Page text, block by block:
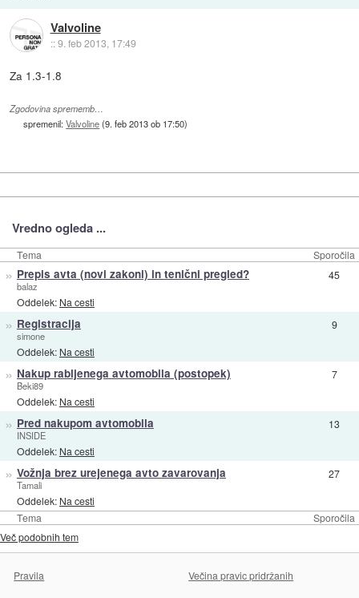
Valvoline
::9. feb 2013, 17:49
Za 1.3-1.8
Zgodovina sprememb…
spremenil:Valvoline(9. feb 2013 ob 17:50)
Vredno ogleda ...
Tema Sporočila
Tema Sporočila
» Prepis avta (novi zakoni) in tenični pregled?
balaz
Oddelek: Na cesti
45
» Registracija
simone
Oddelek: Na cesti
9
» Nakup rabljenega avtomobila (postopek)
Beki89
Oddelek: Na cesti
7
» Pred nakupom avtomobila
INSIDE
Oddelek: Na cesti
13
» Vožnja brez urejenega avto zavarovanja
Tamali
Oddelek: Na cesti
27
Več podobnih tem
Pravila
Večina pravic pridržanih